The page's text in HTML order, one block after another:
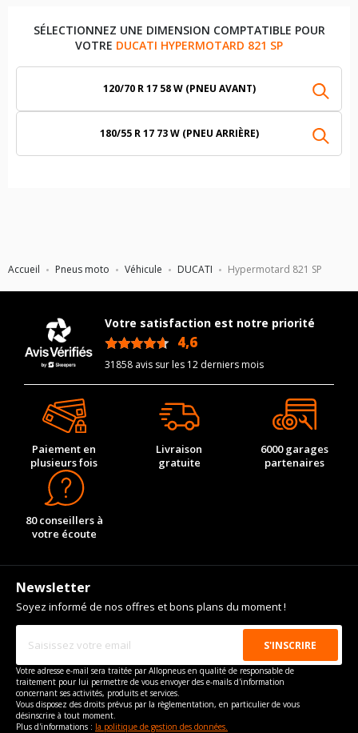
Accueil Pneus moto Véhicule DUCATI Hypermotard 821 SP
SÉLECTIONNEZ UNE DIMENSION COMPTATIBLE POUR
VOTRE DUCATI HYPERMOTARD 821 SP
120/70 R 17 58 W (PNEU AVANT)
180/55 R 17 73 W (PNEU ARRIÈRE)
Votre satisfaction est notre priorité
4,6
31858 avis sur les 12 derniers mois
Paiement en
plusieurs fois
Livraison
gratuite
6000 garages
partenaires
80 conseillers à
votre écoute
Newsletter
Soyez informé de nos offres et bons plans du moment !
Votre adresse e-mail sera traitée par Allopneus en qualité de responsable de
traitement pour lui permettre de vous envoyer des e-mails d'information
concernant ses activités, produits et services.
Vous disposez des droits prévus par la règlementation, en particulier de vous
désinscrire à tout moment.
Plus d'informations : la politique de gestion des données.